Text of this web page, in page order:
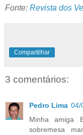
Fonte: Revista dos
Compartilhar
3 comentários:
Pedro Lima 04/
Minha amiga
sobremesa